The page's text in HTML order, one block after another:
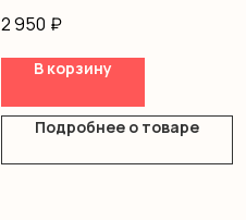
Оформление
2 950 ₽
В корзину
Подробнее о товаре